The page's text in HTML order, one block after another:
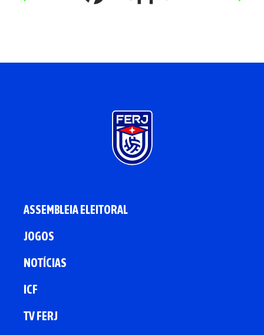
ASSEMBLEIA ELEITORAL
JOGOS
NOTÍCIAS
ICF
TV FERJ